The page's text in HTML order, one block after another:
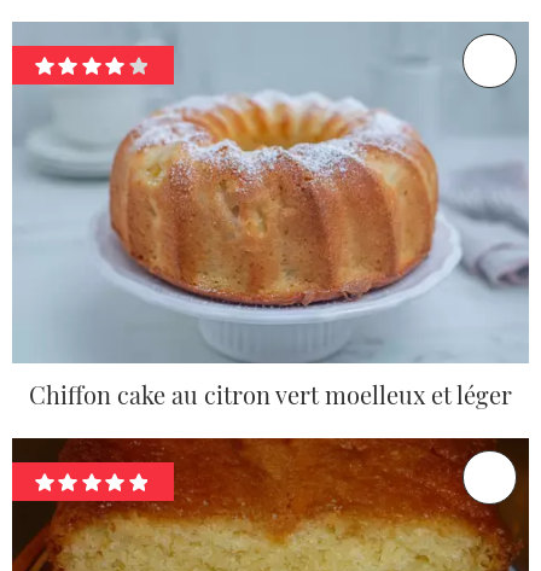
Chiffon cake au citron vert moelleux et léger